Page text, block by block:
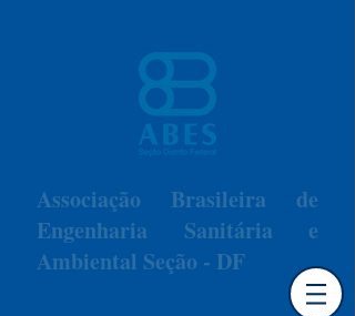
Associação Brasileira de
Engenharia Sanitária e
Ambiental Seção - DF